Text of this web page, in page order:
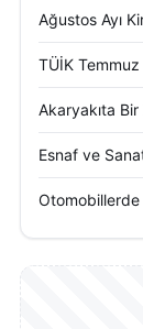
Ağustos Ayı
TÜİK Temmuz
Akaryakıta
Esnaf ve